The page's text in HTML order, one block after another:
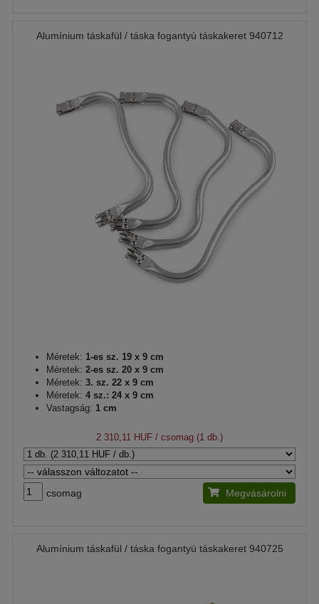
Alumínium táskafül / táska fogantyú táskakeret 940712
Méretek: 1-es sz. 19 x 9 cm
Méretek: 2-es sz. 20 x 9 cm
Méretek: 3. sz. 22 x 9 cm
Méretek: 4 sz.: 24 x 9 cm
Vastagság: 1 cm
2 310,11 HUF / csomag (1 db.)
csomag Megvásárolni
Alumínium táskafül / táska fogantyú táskakeret 940725